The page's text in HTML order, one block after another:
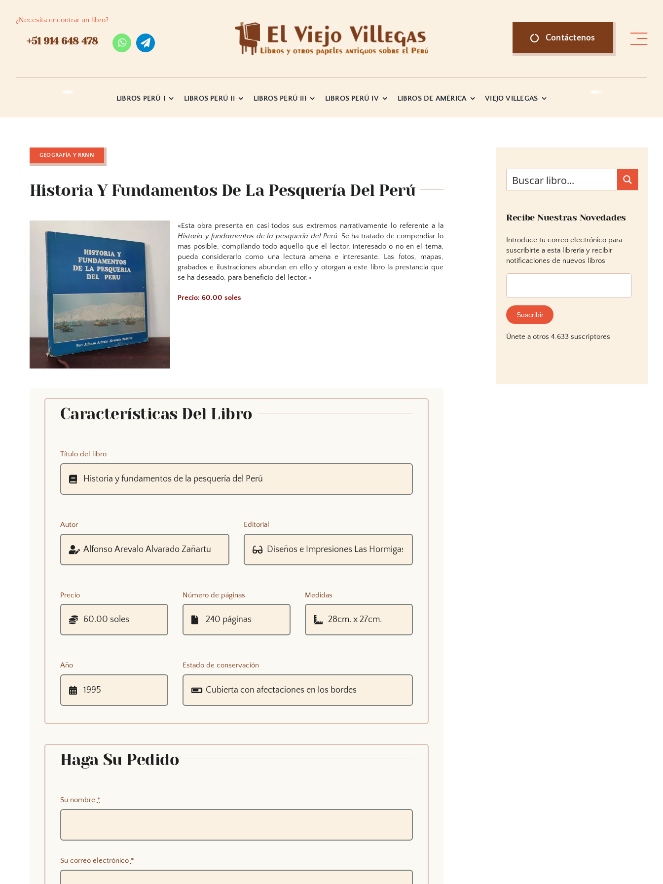
content
¿Necesita encontrar un libro?
+51 914 648 478 Contáctenos
LIBROS PERÚ I LIBROS PERÚ II LIBROS PERÚ III LIBROS PERÚ IV LIBROS DE AMÉRICA VIEJO VILLEGAS
GEOGRAFÍA Y RRNN
Historia Y Fundamentos De La Pesquería Del Perú
«Esta obra presenta en casi todos sus extremos narrativamente lo referente a la
Historia y fundamentos de la pesquería del Perú. Se ha tratado de compendiar lo
mas posible, compilando todo aquello que el lector, interesado o no en el tema,
pueda considerarlo como una lectura amena e interesante. Las fotos, mapas,
grabados e ilustraciones abundan en ello y otorgan a este libro la prestancia que
se ha deseado, para beneficio del lector.»
Precio: 60.00 soles
Características Del Libro
Título del libro
Autor Editorial
Precio Número de páginas Medidas
Año Estado de conservación
Haga Su Pedido
Su nombre *
Su correo electrónico *
Recibe Nuestras Novedades
Introduce tu correo electrónico para
suscribirte a esta librería y recibir
notificaciones de nuevos libros
Dirección
correo
electrónico:
Suscribir
Únete a otros 4.633 suscriptores